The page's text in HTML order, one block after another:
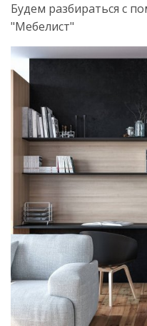
Будем разбираться с
"Мебелист"